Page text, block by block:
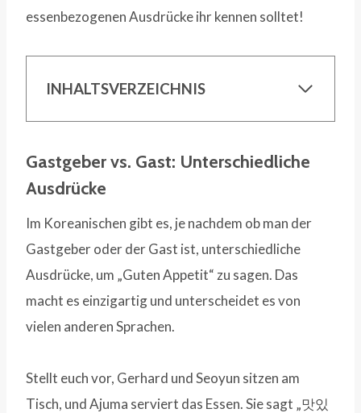
essenbezogenen Ausdrücke ihr kennen solltet!
INHALTSVERZEICHNIS
Gastgeber vs. Gast: Unterschiedliche
Ausdrücke
Im Koreanischen gibt es, je nachdem ob man der
Gastgeber oder der Gast ist, unterschiedliche
Ausdrücke, um „Guten Appetit“ zu sagen. Das
macht es einzigartig und unterscheidet es von
vielen anderen Sprachen.
Stellt euch vor, Gerhard und Seoyun sitzen am
Tisch, und Ajuma serviert das Essen. Sie sagt „맛있